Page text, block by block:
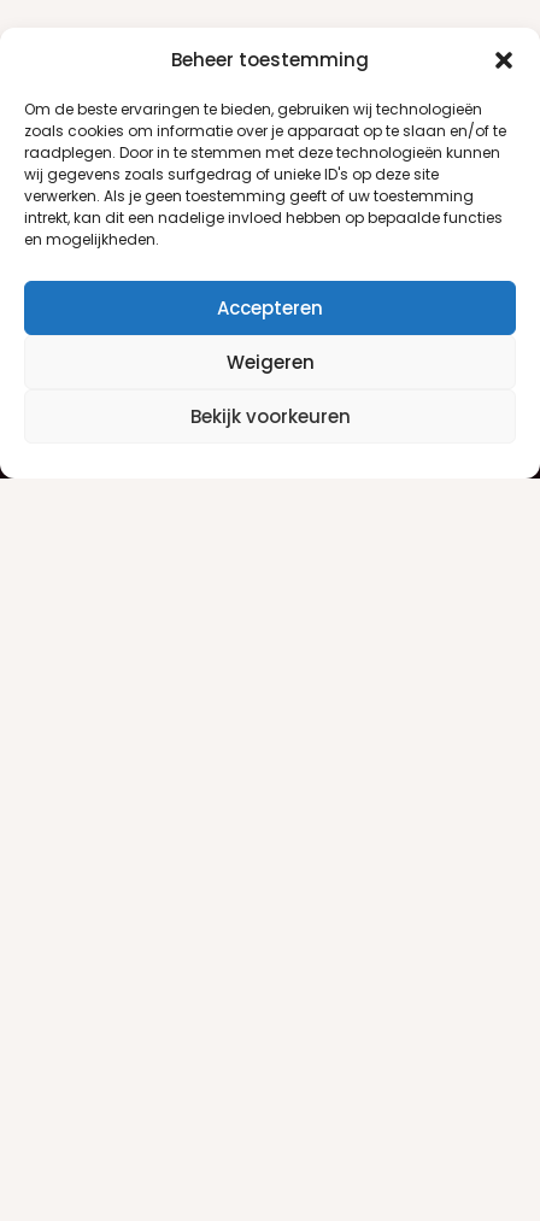
Beheer toestemming
Om de beste ervaringen te bieden, gebruiken wij technologieën
zoals cookies om informatie over je apparaat op te slaan en/of te
raadplegen. Door in te stemmen met deze technologieën kunnen
wij gegevens zoals surfgedrag of unieke ID's op deze site
verwerken. Als je geen toestemming geeft of uw toestemming
intrekt, kan dit een nadelige invloed hebben op bepaalde functies
en mogelijkheden.
Accepteren
Weigeren
Bekijk voorkeuren